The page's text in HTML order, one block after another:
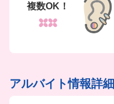
複数OK！
アルバイト情報詳細